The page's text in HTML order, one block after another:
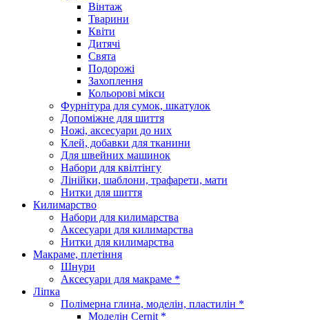
Вінтаж
Тварини
Квіти
Дитячі
Свята
Подорожі
Захоплення
Кольорові мікси
Фурнітура для сумок, шкатулок
Допоміжне для шиття
Ножі, аксесуари до них
Клей, добавки для тканини
Для швейних машинок
Набори для квілтінгу
Лінійки, шаблони, трафарети, мати
Нитки для шиття
Килимарство
Набори для килимарства
Аксесуари для килимарства
Нитки для килимарства
Макраме, плетіння
Шнури
Аксесуари для макраме *
Ліпка
Полімерна глина, моделін, пластилін *
Моделін Cernit *